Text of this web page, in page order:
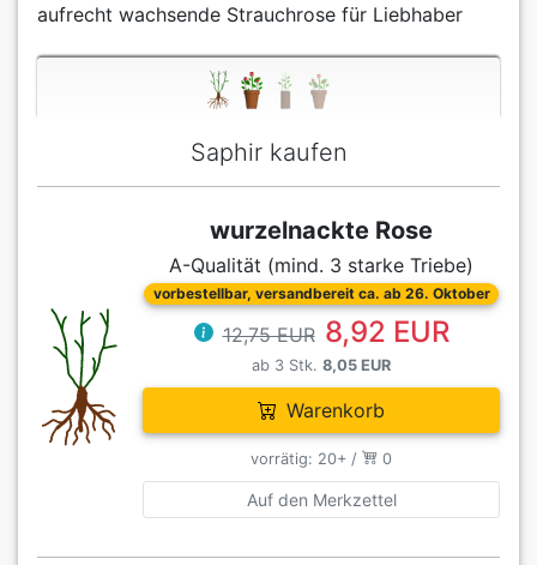
aufrecht wachsende Strauchrose für Liebhaber
Saphir kaufen
wurzelnackte Rose
A-Qualität (mind. 3 starke Triebe)
vorbestellbar, versandbereit ca. ab 26. Oktober
12,75 EUR 8,92 EUR
ab 3 Stk. 8,05 EUR
Warenkorb
vorrätig: 20+ / 0
Auf den Merkzettel